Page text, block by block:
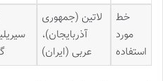
خط
مورد
استفاده
لاتین (جمهوری
آذربایجان)،
عربی (ایران)